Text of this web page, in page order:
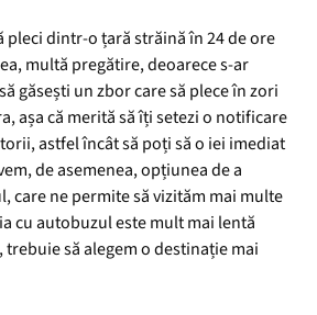
pleci dintr-o țară străină în 24 de ore
multă pregătire, deoarece s-ar
găsești un zbor care să plece în zori
așa că merită să îți setezi o notificare
astfel încât să poți să o iei imediat
de asemenea, opțiunea de a
care ne permite să vizităm mai multe
cu autobuzul este mult mai lentă
trebuie să alegem o destinație mai